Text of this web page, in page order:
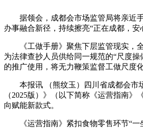
据领会，成都会市场监管局将亲近手
办事融合新径，持续擦亮“正在成都，
《工做手册》聚焦下层监管现实，全
为法律查抄人员供给同一规范的“尺度
的推广使用，将无力鞭策监督工做尺度
本报讯 （熊纹玉）四川省成都会市场
（2025版）》（以下简称《运营指南
向赋能新款式。
《运营指南》紧扣食物零售环节“一